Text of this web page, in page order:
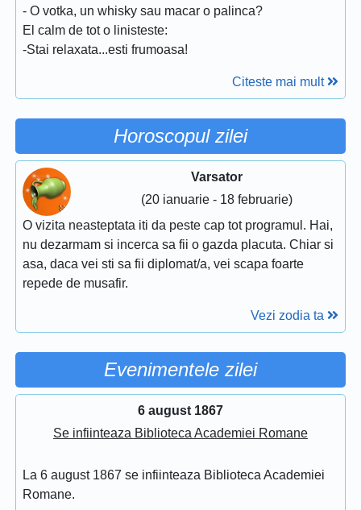
- O votka, un whisky sau macar o palinca?
El calm de tot o linisteste:
-Stai relaxata...esti frumoasa!
Citeste mai mult
Horoscopul zilei
Varsator
(20 ianuarie - 18 februarie)
O vizita neasteptata iti da peste cap tot programul. Hai,
nu dezarmam si incerca sa fii o gazda placuta. Chiar si
asa, daca vei sti sa fii diplomat/a, vei scapa foarte
repede de musafir.
Vezi zodia ta
Evenimentele zilei
6 august 1867
Se infiinteaza Biblioteca Academiei Romane
La 6 august 1867 se infiinteaza Biblioteca Academiei
Romane.